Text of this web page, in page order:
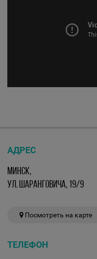
АДРЕС
МИНСК,
УЛ. ШАРАНГОВИЧА, 19/9
Посмотреть на карте
ТЕЛЕФОН